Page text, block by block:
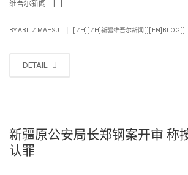
维吾尔新闻 […]
BYABLIZ MAHSUT [:ZH][:ZH]新疆维吾尔新闻[:][:EN]BLOG[:]
DETAIL
新疆原公安局长郑钢案开审 称
认罪